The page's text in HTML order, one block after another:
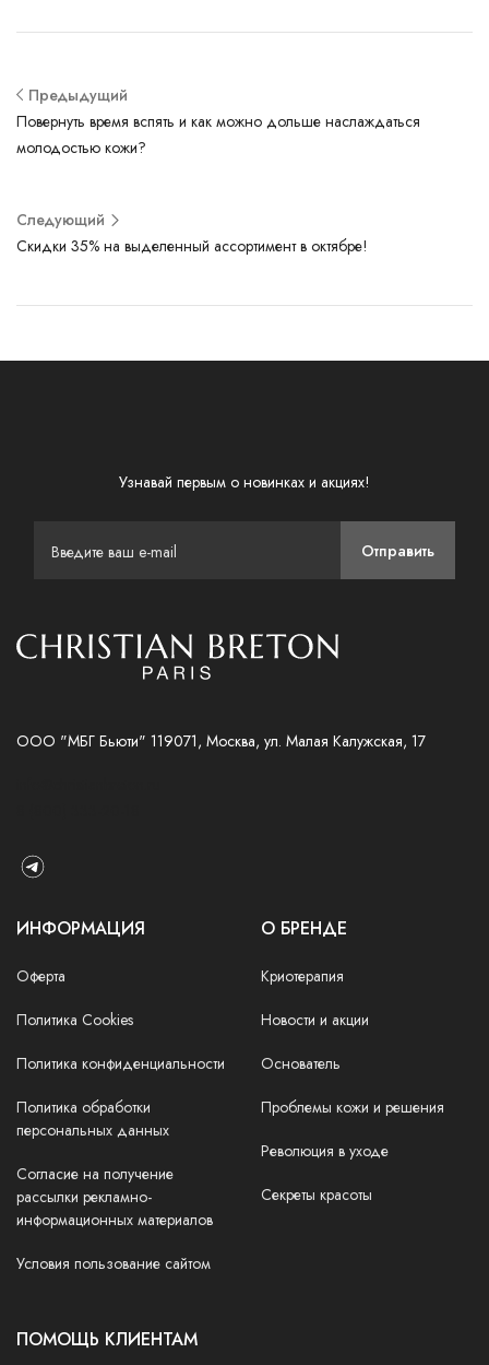
Предыдущий
Повернуть время вспять и как можно дольше наслаждаться
молодостью кожи?
Следующий
Скидки 35% на выделенный ассортимент в октябре!
Узнавай первым о новинках и акциях!
Отправить
ООО "МБГ Бьюти" 119071, Москва, ул. Малая Калужская, 17
ИНФОРМАЦИЯ
Оферта
Политика Cookies
Политика конфиденциальности
Политика обработки
персональных данных
Согласие на получение
рассылки рекламно-
информационных материалов
Условия пользование сайтом
О БРЕНДЕ
Криотерапия
Новости и акции
Основатель
Проблемы кожи и решения
Революция в уходе
Секреты красоты
ПОМОЩЬ КЛИЕНТАМ